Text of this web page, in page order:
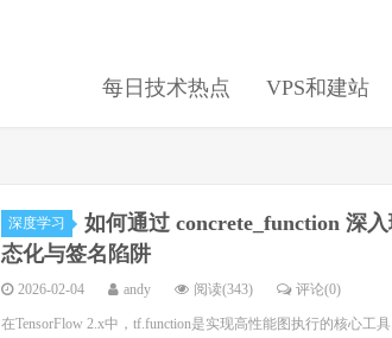
每日技术热点 VPS和建站
深度学习
如何通过 concrete_function 深
态化与签名陷阱
2026-02-04 andy 阅读(343) 评论(0)
在TensorFlow 2.x中，tf.function是实现高性能图执行的核心工